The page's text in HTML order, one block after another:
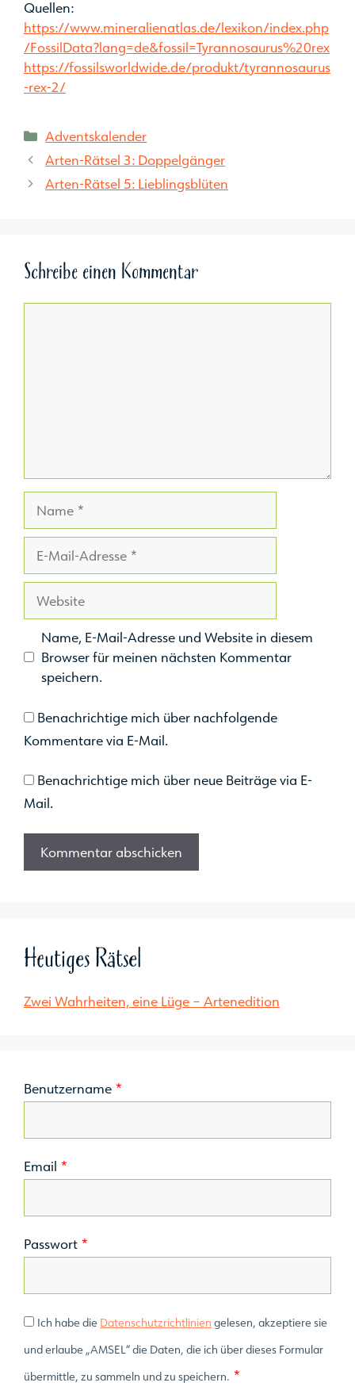
Quellen:
https://www.mineralienatlas.de/lexikon/index.php
/FossilData?lang=de&fossil=Tyrannosaurus%20rex
https://fossilsworldwide.de/produkt/tyrannosaurus
-rex-2/
Kategorien
Adventskalender
Arten-Rätsel 3: Doppelgänger
Arten-Rätsel 5: Lieblingsblüten
Schreibe einen Kommentar
Mail-
Adresse
Name, E-Mail-Adresse und Website in diesem
Browser für meinen nächsten Kommentar
speichern.
Benachrichtige mich über nachfolgende
Kommentare via E-Mail.
Benachrichtige mich über neue Beiträge via E-
Mail.
Heutiges Rätsel
Zwei Wahrheiten, eine Lüge – Artenedition
Benutzername *
Email *
Passwort *
Ich habe die Datenschutzrichtlinien gelesen, akzeptiere sie
und erlaube „AMSEL“ die Daten, die ich über dieses Formular
übermittle, zu sammeln und zu speichern. *